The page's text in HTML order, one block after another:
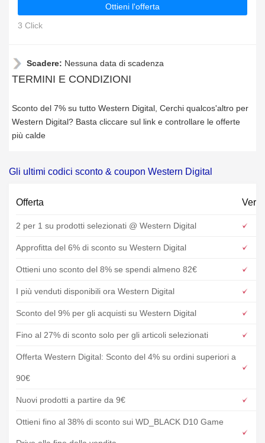
Ottieni l'offerta
3 Click
Scadere: Nessuna data di scadenza
TERMINI E CONDIZIONI
Sconto del 7% su tutto Western Digital, Cerchi qualcos'altro per
Western Digital? Basta cliccare sul link e controllare le offerte
più calde
Gli ultimi codici sconto & coupon Western Digital
Offerta
2 per 1 su prodotti selezionati @ Western Digital
Approfitta del 6% di sconto su Western Digital
Ottieni uno sconto del 8% se spendi almeno 82€
I più venduti disponibili ora Western Digital
Sconto del 9% per gli acquisti su Western Digital
Fino al 27% di sconto solo per gli articoli selezionati
Offerta Western Digital: Sconto del 4% su ordini superiori a
90€
Nuovi prodotti a partire da 9€
Ottieni fino al 38% di sconto sui WD_BLACK D10 Game